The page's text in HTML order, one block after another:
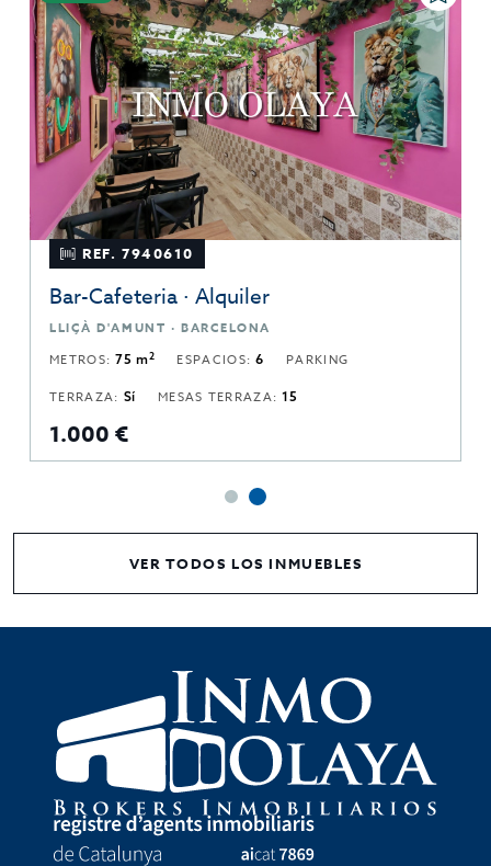
REF. 7940610
Bar-Cafeteria · Alquiler
LLIÇÀ D'AMUNT · BARCELONA
METROS:75 m2 ESPACIOS:6
PARKING
TERRAZA: Sí MESAS TERRAZA:15
1.000 €
VER TODOS LOS INMUEBLES